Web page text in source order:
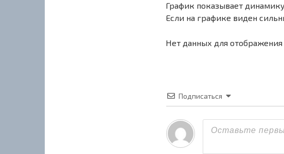
График показывает
Если на графике виден
Нет данных для отображения
Подписаться